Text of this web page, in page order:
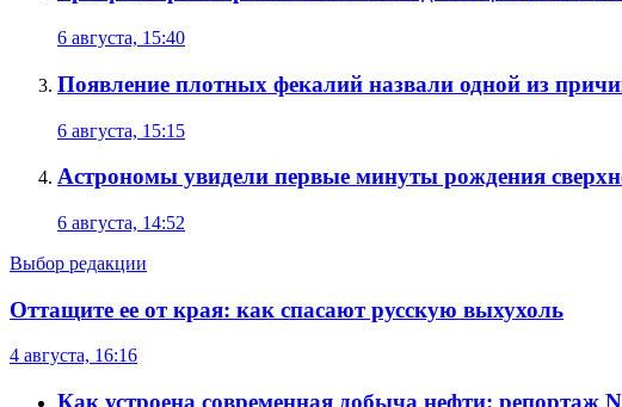
6 августа, 15:40
Появление плотных фекалий назвали одной из
6 августа, 15:15
Астрономы увидели первые минуты рождения
6 августа, 14:52
Выбор редакции
Оттащите ее от края: как спасают русскую выхухоль
4 августа, 16:16
Как устроена современная добыча нефти: репортаж